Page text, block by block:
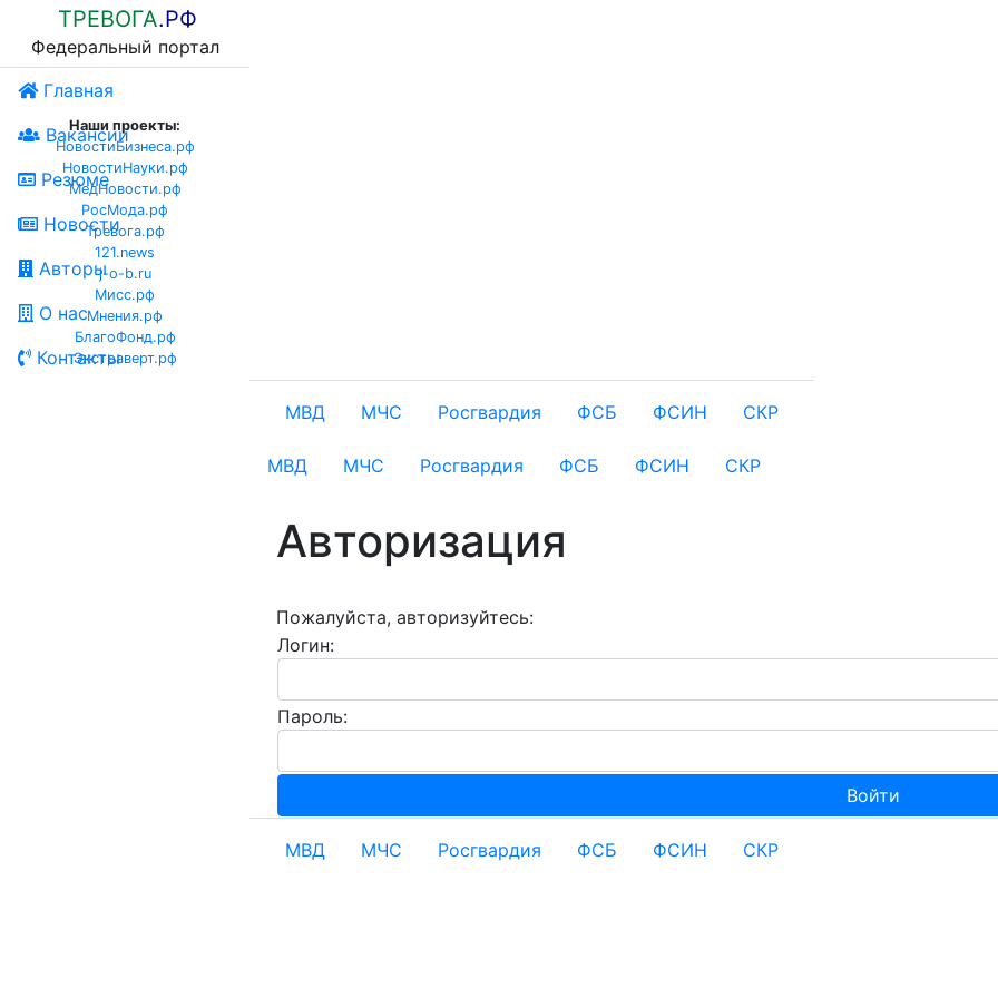
ТРЕВОГА.РФ
Федеральный портал
Главная
Вакансии
Резюме
Новости
Авторы
О нас
Контакты
Наши проекты:
НовостиБизнеса.рф
НовостиНауки.рф
МедНовости.рф
РосМода.рф
Тревога.рф
121.news
j-o-b.ru
Мисс.рф
Мнения.рф
БлагоФонд.рф
Экстраверт.рф
МВД МЧС Росгвардия ФСБ ФСИН СКР
МВД МЧС Росгвардия ФСБ ФСИН СКР
Авторизация
Пожалуйста, авторизуйтесь:
Логин:
Пароль:
МВД МЧС Росгвардия ФСБ ФСИН СКР